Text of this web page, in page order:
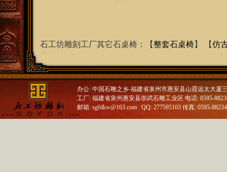
石工坊雕刻工厂其它石桌椅：【整套石桌椅】 【仿
办公: 中国石雕之乡-福建省泉州市惠安县山霞远太大厦
工厂: 福建省泉州惠安县崇武石雕工业区 电话: 0595-
邮箱: sgfdkw@163.com QQ: 277595103 传真: 0595-